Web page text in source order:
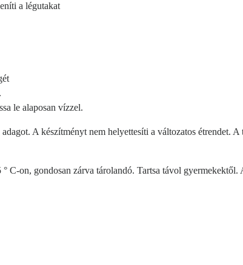
a légutakat
le alaposan vízzel.
A készítményt nem helyettesíti a változatos étrendet.
C-on, gondosan zárva tárolandó. Tartsa távol gyermekektől.